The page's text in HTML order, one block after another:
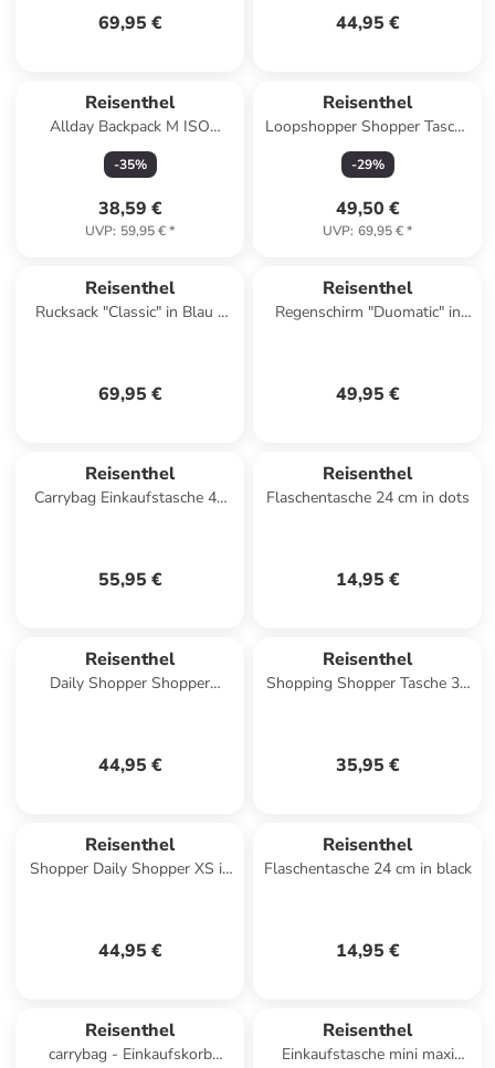
69,95 € 44,95 €
Reisenthel
Allday Backpack M ISO
Kühltasche 30 cm in twist
coffee
-35%
38,59 €
UVP: 59,95 €*
Reisenthel
Loopshopper Shopper Tasche
L 46 cm in jacquard grey
-29%
49,50 €
UVP: 69,95 €*
Reisenthel
Rucksack "Classic" in Blau -
69,95 €
Reisenthel
Regenschirm "Duomatic" in
49,95 €
Reisenthel
Carrybag Einkaufstasche 48
55,95 €
Reisenthel
Flaschentasche 24 cm in dots
14,95 €
Reisenthel
Daily Shopper Shopper
44,95 €
Reisenthel
Shopping Shopper Tasche 33
35,95 €
Reisenthel
Shopper Daily Shopper XS in
44,95 €
Reisenthel
Flaschentasche 24 cm in black
14,95 €
Reisenthel
carrybag - Einkaufskorb
Reisenthel
Einkaufstasche mini maxi